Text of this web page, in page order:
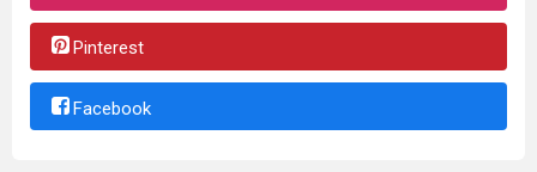
Pinterest
Facebook